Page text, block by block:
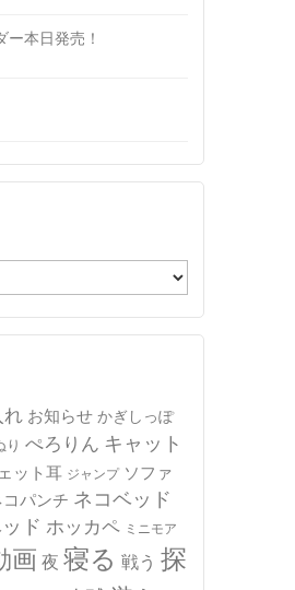
ー本日発売！
れ お知らせ かぎしっぽ
り ぺろりん キャット
ット耳 ジャンプ ソファ
コパンチ ネコベッド
ド ホッカペ ミニモア
画 夜 寝る 戦う 探